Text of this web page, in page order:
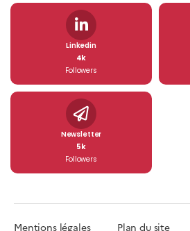
Linkedin
4k
Followers
Newsletter
5k
Followers
Mentions légales Plan du site